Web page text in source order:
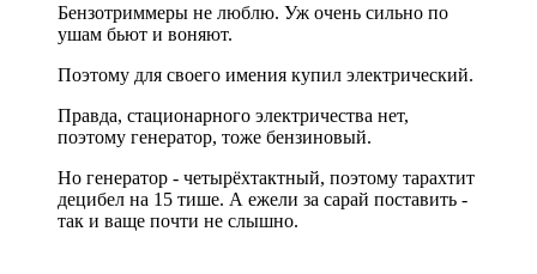
Бензотриммеры не люблю. Уж очень сильно по
ушам бьют и воняют.
Поэтому для своего имения купил электрический.
Правда, стационарного электричества нет,
поэтому генератор, тоже бензиновый.
Но генератор - четырёхтактный, поэтому тарахтит
децибел на 15 тише. А ежели за сарай поставить -
так и ваще почти не слышно.